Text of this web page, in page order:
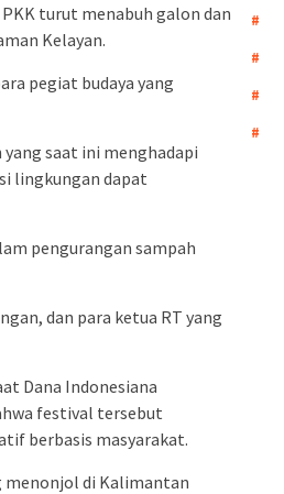
turut menabuh galon dan
Kelayan.
pegiat budaya yang
saat ini menghadapi
lingkungan dapat
pengurangan sampah
dan para ketua RT yang
Dana Indonesiana
festival tersebut
berbasis masyarakat.
menonjol di Kalimantan